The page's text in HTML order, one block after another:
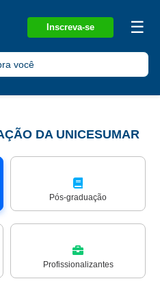
Inscreva-se ☰
DA UNICESUMAR
Pós-graduação
Profissionalizantes